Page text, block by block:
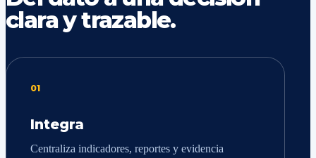
clara y trazable.
01
Integra
Centraliza indicadores, reportes y evidencia